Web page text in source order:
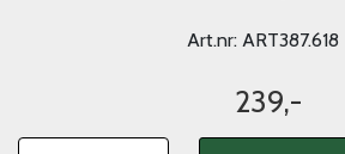
Art.nr: ART387.618
239,-